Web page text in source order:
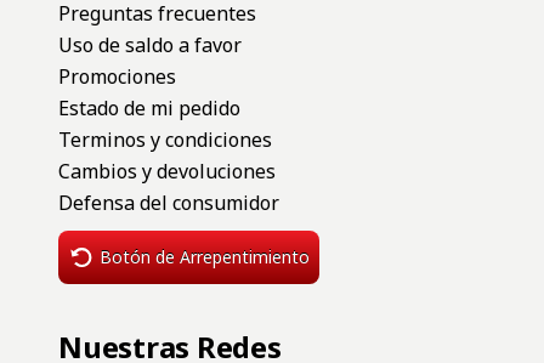
Preguntas frecuentes
Uso de saldo a favor
Promociones
Estado de mi pedido
Terminos y condiciones
Cambios y devoluciones
Defensa del consumidor
Botón de Arrepentimiento
Nuestras Redes